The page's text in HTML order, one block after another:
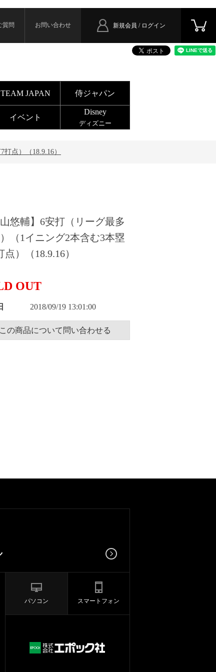
新規会員 / ログイン
質問 お問い合わせ
TEAM JAPAN 侍ジャパン
イベント
Disney
ディズニー
点）（18.9.16）
山悠輔】6安打（リーグ最多
（1イニング2本含む3本塁
点）（18.9.16）
OUT
2018/09/19 13:01:00
この商品について問い合わせる
パソコン スマートフォン